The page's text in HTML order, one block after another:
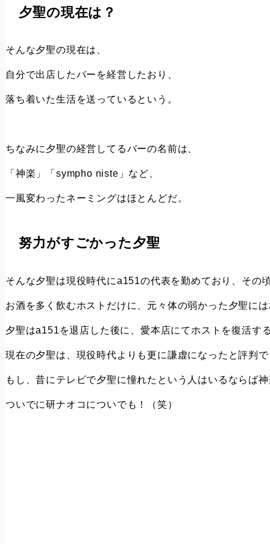
夕聖の現在は？
そんな夕聖の現在は、
自分で出店したバーを経営したおり、
落ち着いた生活を送っているという。
ちなみに夕聖の経営してるバーの名前は、
「神楽」「sympho niste」など、
一風変わったネーミングはほとんどだ。
努力がすごかった夕聖
そんな夕聖は現役時代にa151の代表を勤めており、その
お酒を多く飲むホストだけに、元々体の弱かった夕聖に
夕聖はa151を退店した後に、愛本店にてホストを復活す
現在の夕聖は、現役時代よりも更に謙虚になったと評判
もし、昔にテレビで夕聖に憧れたという人はいるならば
ついでに研ナオコについでも！（笑）